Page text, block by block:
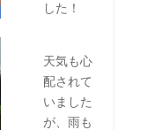
した！
天気も心
配されて
いました
が、雨も